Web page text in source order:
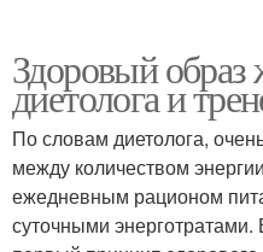
Здоровый
диетолога и
По словам диетолога,
между количеством
ежедневным рационом
суточными энерготратами.